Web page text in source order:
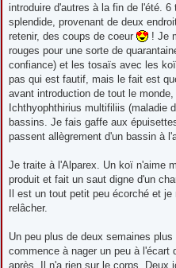
introduire d'autres à la fin de l'été.
splendide, provenant de deux
retenir, des coups de coeur
! Je
rouges pour une sorte de
confiance) et les tosaïs avec les
pas qui est fautif, mais le fait est
avant introduction de tout le
Ichthyophthirius multifiliis (maladie
bassins. Je fais gaffe aux
passent allègrement d'un bassin à
Je traite à l'Alparex. Un koï n'aime
produit et fait un saut digne d'un
Il est un tout petit peu écorché et
relâcher.
Un peu plus de deux semaines
commence à nager un peu à l'écart
après. Il n'a rien sur le corps. Deux